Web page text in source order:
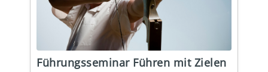
Führungsseminar Führen mit Zielen